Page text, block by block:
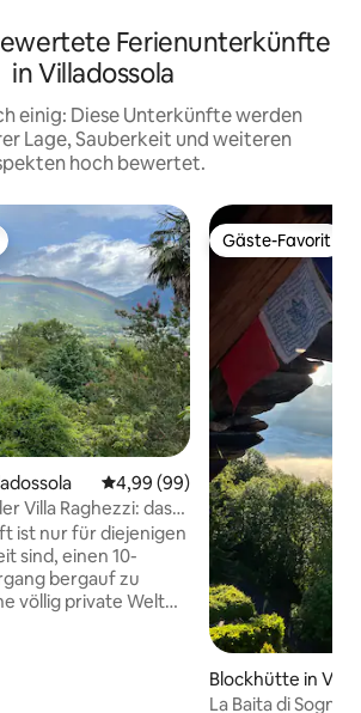
Ferienunterkünfte
in Villadossola
einig: Diese Unterkünfte werden
Lage, Sauberkeit und weiteren
hoch bewertet.
Durchschnittliche Bewertung:
4,99 (99)
Villa Raghezzi: das
ist nur für diejenigen
sind, einen 10-
bergauf zu
völlig private Welt
Gäste-Favorit
Gäste-Favorit
Blockhütte in
La Baita di Sogno